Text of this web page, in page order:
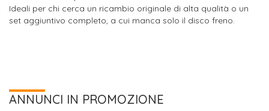
Ideali per chi cerca un ricambio originale di alta qualità o un
set aggiuntivo completo, a cui manca solo il disco freno.
ANNUNCI IN PROMOZIONE